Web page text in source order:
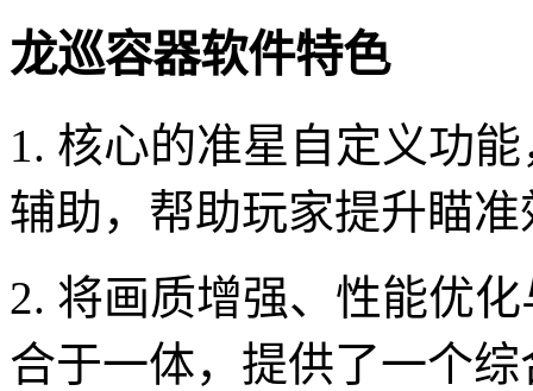
龙巡容器软件特色
1. 核心的准星自定义功
辅助，帮助玩家提升瞄准
2. 将画质增强、性能优
合于一体，提供了一个